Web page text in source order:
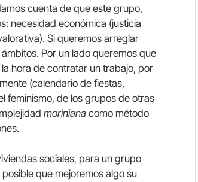
cuenta de que este grupo,
necesidad económica (justicia
Si queremos arreglar
Por un lado queremos que
hora de contratar un trabajo, por
(calendario de fiestas,
feminismo, de los grupos de otras
moriniana como método
sociales, para un grupo
que mejoremos algo su